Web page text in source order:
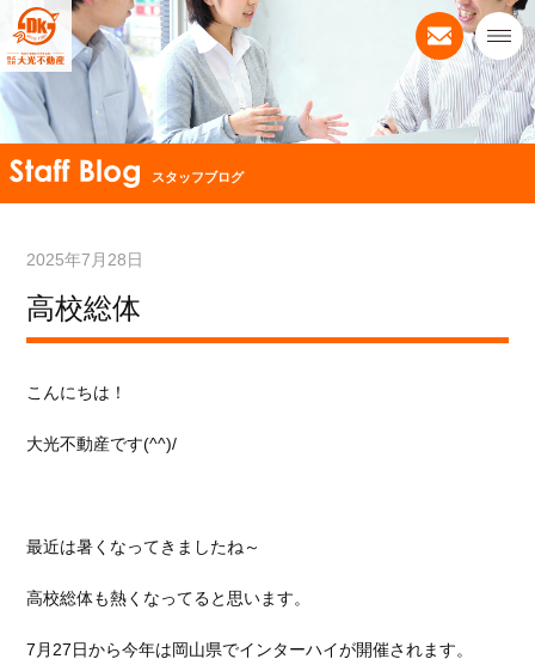
スタッフブログ
2025年7月28日
高校総体
こんにちは！
大光不動産です(^^)/
最近は暑くなってきましたね～
高校総体も熱くなってると思います。
7月27日から今年は岡山県でインターハイが開催されます。